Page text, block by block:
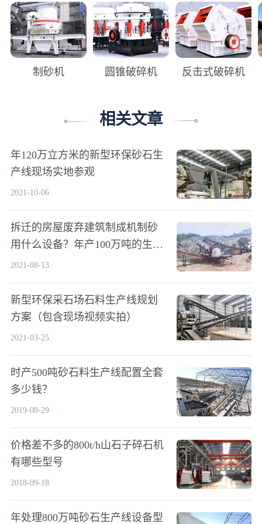
制砂机 圆锥破碎机 反击式破碎机
相关文章
年120万立方米的新型环保砂石生
产线现场实地参观
2021-10-06
拆迁的房屋废弃建筑制成机制砂
用什么设备？年产100万吨的生产
线怎么配置？
2021-08-13
新型环保采石场石料生产线规划
方案（包含现场视频实拍）
2021-03-25
时产500吨砂石料生产线配置全套
多少钱？
2019-08-29
价格差不多的800t/h山石子碎石机
有哪些型号
2018-09-18
年处理800万吨砂石生产线设备型